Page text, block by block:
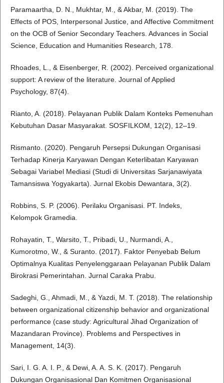
Paramaartha, D. N., Mukhtar, M., & Akbar, M. (2019). The
Effects of POS, Interpersonal Justice, and Affective Commitment
on the OCB of Senior Secondary Teachers. Advances in Social
Science, Education and Humanities Research, 178.
Rhoades, L., & Eisenberger, R. (2002). Perceived organizational
support: A review of the literature. Journal of Applied
Psychology, 87(4).
Rianto, A. (2018). Pelayanan Publik Dalam Konteks Pemenuhan
Kebutuhan Dasar Masyarakat. SOSFILKOM, 12(2), 12–19.
Rismanto. (2020). Pengaruh Persepsi Dukungan Organisasi
Terhadap Kinerja Karyawan Dengan Keterlibatan Karyawan
Sebagai Variabel Mediasi (Studi di Universitas Sarjanawiyata
Tamansiswa Yogyakarta). Jurnal Ekobis Dewantara, 3(2).
Robbins, S. P. (2006). Perilaku Organisasi. PT. Indeks,
Kelompok Gramedia.
Rohayatin, T., Warsito, T., Pribadi, U., Nurmandi, A.,
Kumorotmo, W., & Suranto. (2017). Faktor Penyebab Belum
Optimalnya Kualitas Penyelenggaraan Pelayanan Publik Dalam
Birokrasi Pemerintahan. Jurnal Caraka Prabu.
Sadeghi, G., Ahmadi, M., & Yazdi, M. T. (2018). The relationship
between organizational citizenship behavior and organizational
performance (case study: Agricultural Jihad Organization of
Mazandaran Province). Problems and Perspectives in
Management, 14(3).
Sari, I. G. A. I. P., & Dewi, A. A. S. K. (2017). Pengaruh
Dukungan Organisasional Dan Komitmen Organisasional